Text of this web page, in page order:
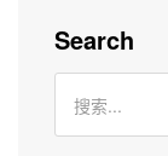
Search